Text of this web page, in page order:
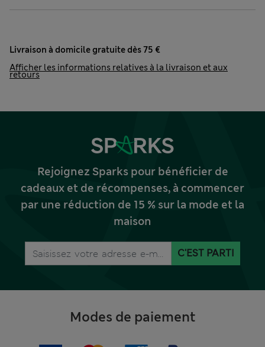
Livraison à domicile gratuite dès 75 €
Afficher les informations relatives à la livraison et aux
retours
Rejoignez Sparks pour bénéficier de
cadeaux et de récompenses, à commencer
par une réduction de 15 % sur la mode et la
maison
C'EST PARTI
Modes de paiement